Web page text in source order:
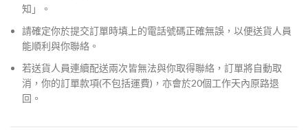
知」。
請確定你於提交訂單時填上的電話號碼正確無誤，以便送貨人員
能順利與你聯絡。
若送貨人員連續配送兩次皆無法與你取得聯絡，訂單將自動取
消，你的訂單款項(不包括運費)，亦會於20個工作天內原路退
回。